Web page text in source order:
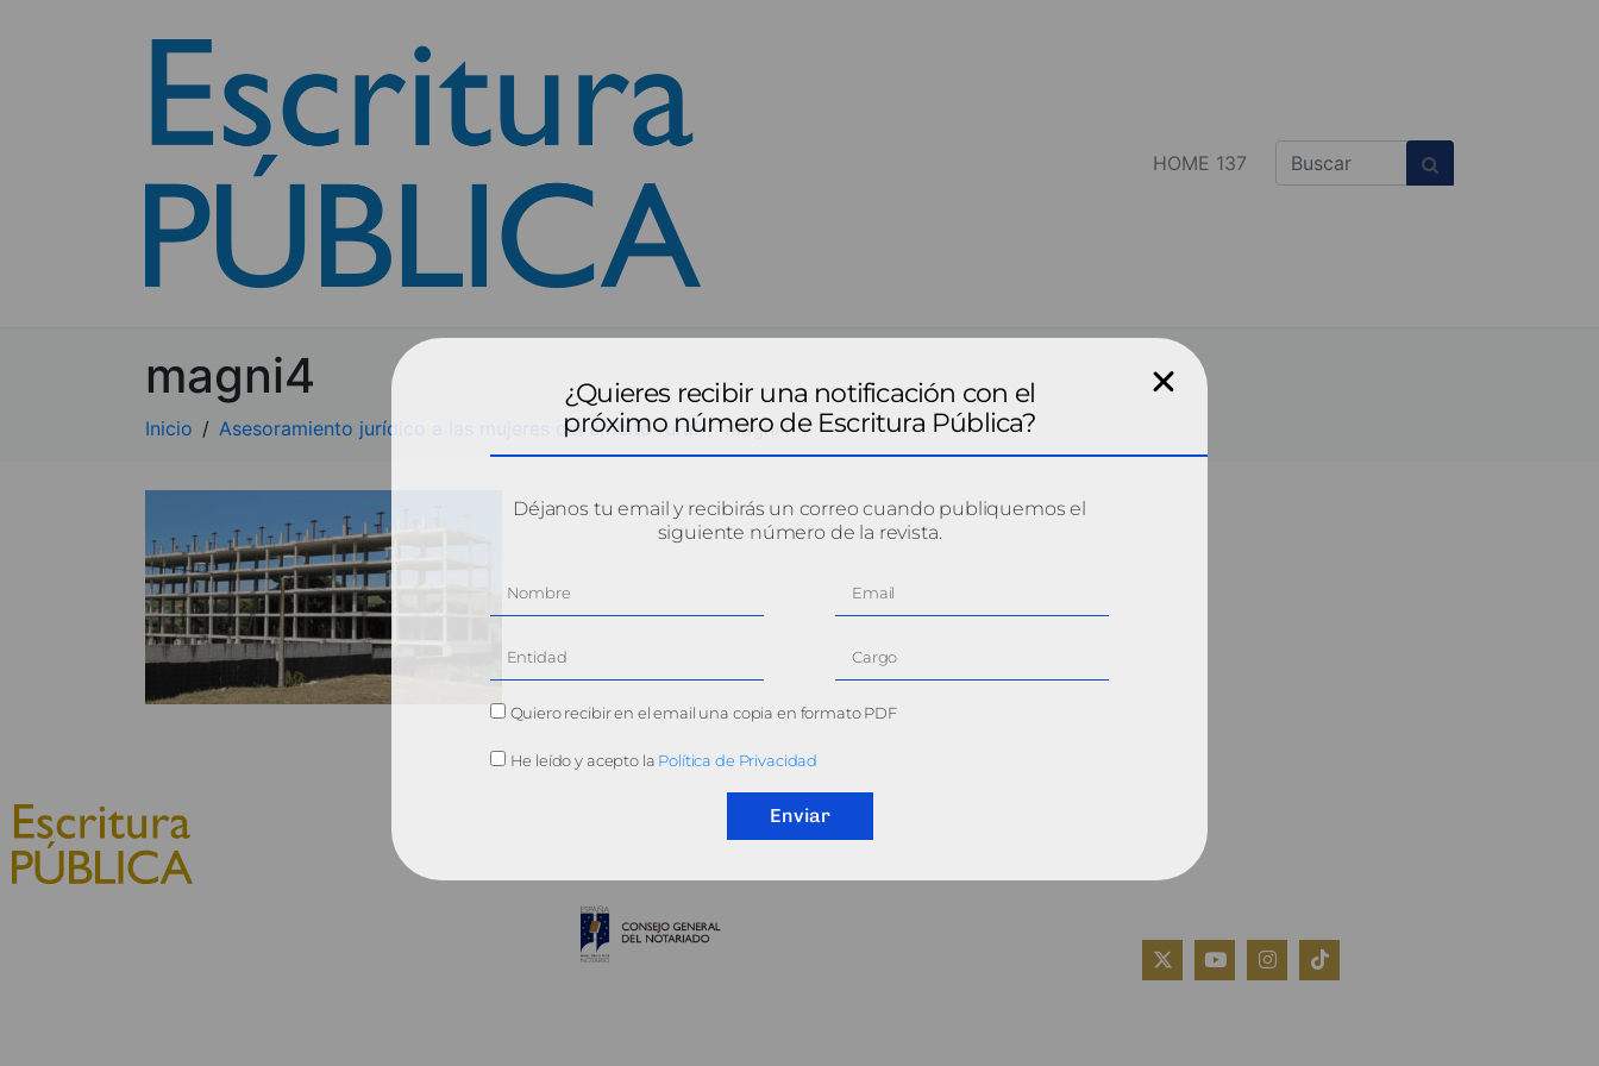
HOME 137
magni4
Inicio Asesoramiento jurídico a las mujeres del ámbito rural magni4
POLÍTICA DE COOKIES
¿Quieres recibir una notificación con el
próximo número de Escritura Pública?
Déjanos tu email y recibirás un correo cuando publiquemos el
siguiente número de la revista.
Quiero recibir en el email una copia en formato PDF
He leído y acepto la Política de Privacidad
Enviar